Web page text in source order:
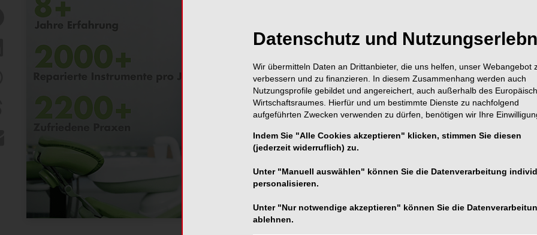
Datenschutz und
Wir übermitteln Daten an Drittanbieter, die uns helfen, unser Webangebot
verbessern und zu finanzieren. In diesem Zusammenhang werden auch
Nutzungsprofile gebildet und angereichert, auch außerhalb des
Wirtschaftsraumes. Hierfür und um bestimmte Dienste zu nachfolgend
aufgeführten Zwecken verwenden zu dürfen, benötigen wir Ihre
Indem Sie "Alle Cookies akzeptieren" klicken, stimmen Sie diesen
(jederzeit widerruflich) zu.
Unter "Manuell auswählen" können Sie die Datenverarbeitung
personalisieren.
Unter "Nur notwendige akzeptieren" können Sie die
ablehnen.